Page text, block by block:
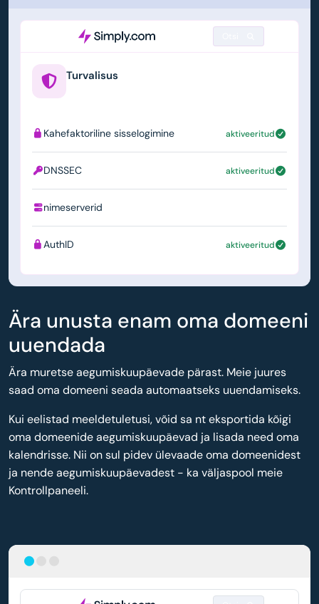
Turvalisus
Kahefaktoriline sisselogimine aktiveeritud
DNSSEC aktiveeritud
nimeserverid
AuthID aktiveeritud
Ära unusta enam oma domeeni
uuendada
Ära muretse aegumiskuupäevade pärast. Meie juures
saad oma domeeni seada automaatseks uuendamiseks.
Kui eelistad meeldetuletusi, võid sa nt eksportida kõigi
oma domeenide aegumiskuupäevad ja lisada need oma
kalendrisse. Nii on sul pidev ülevaade oma domeenidest
ja nende aegumiskuupäevadest - ka väljaspool meie
Kontrollpaneeli.